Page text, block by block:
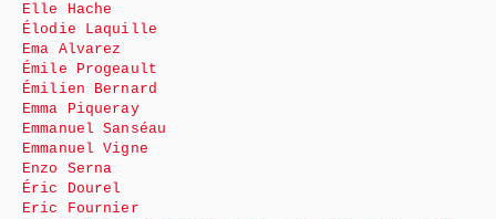
Elle Hache
Élodie Laquille
Ema Alvarez
Émile Progeault
Émilien Bernard
Emma Piqueray
Emmanuel Sanséau
Emmanuel Vigne
Enzo Serna
Éric Dourel
Eric Fournier